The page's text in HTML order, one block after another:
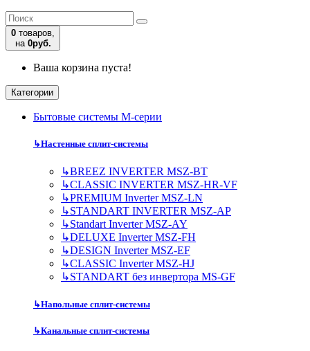
0 товаров,
на 0руб.
Ваша корзина пуста!
Категории
Бытовые системы M-серии
↳Настенные сплит-системы
↳BREEZ INVERTER MSZ-BT
↳CLASSIC INVERTER MSZ-HR-VF
↳PREMIUM Inverter MSZ-LN
↳STANDART INVERTER MSZ-AP
↳Standart Inverter MSZ-AY
↳DELUXE Inverter MSZ-FH
↳DESIGN Inverter MSZ-EF
↳CLASSIC Inverter MSZ-HJ
↳STANDART без инвертора MS-GF
↳Напольные сплит-системы
↳Канальные сплит-системы